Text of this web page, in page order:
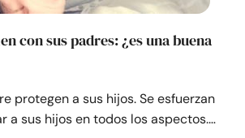
con sus padres: ¿es una buena
protegen a sus hijos. Se esfuerzan
a sus hijos en todos los aspectos.…